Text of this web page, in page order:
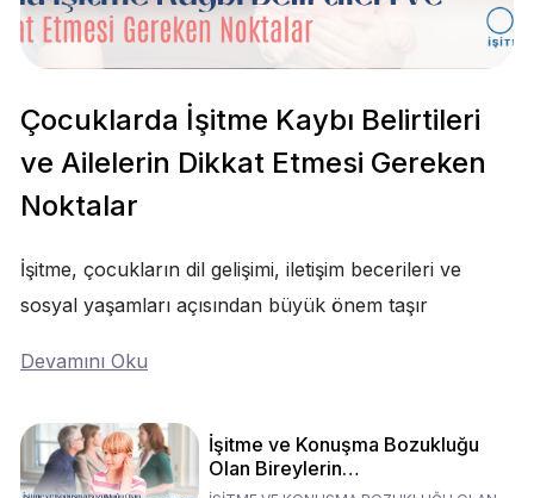
Çocuklarda İşitme Kaybı Belirtileri
ve Ailelerin Dikkat Etmesi Gereken
Noktalar
İşitme, çocukların dil gelişimi, iletişim becerileri ve
sosyal yaşamları açısından büyük önem taşır
Devamını Oku
İşitme ve Konuşma Bozukluğu
Olan Bireylerin
Rehabilitasyonunda Ana